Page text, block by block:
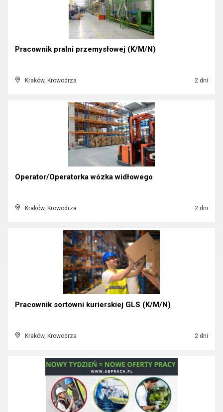
Pracownik pralni przemysłowej (K/M/N)
Kraków, Krowodrza 2 dni
Operator/Operatorka wózka widłowego
Kraków, Krowodrza 2 dni
Pracownik sortowni kurierskiej GLS (K/M/N)
Kraków, Krowodrza 2 dni